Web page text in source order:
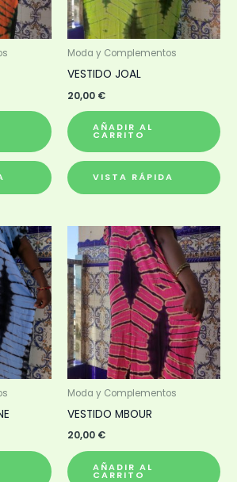
Moda y Complementos
VESTIDO JOAL
20,00 €
AÑADIR AL
CARRITO
VISTA RÁPIDA
Moda y Complementos
VESTIDO MBOUR
20,00 €
AÑADIR AL
CARRITO